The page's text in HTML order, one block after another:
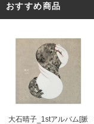
おすすめ商品
大石晴子_1stアルバム[脈